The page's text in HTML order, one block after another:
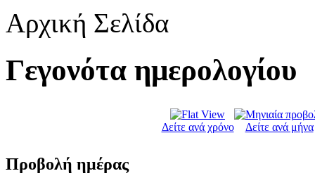
Αρχική Σελίδα
Γεγονότα ημερολογίου
Δείτε ανά χρόνο Δείτε ανά μήνα
Προβολή ημέρας